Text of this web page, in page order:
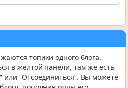
топики одного блога.
в желтой панели, там же есть
или "Отсоединиться". Вы можете